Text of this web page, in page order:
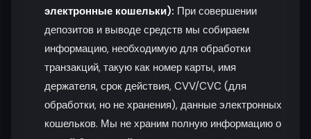
электронные кошельки): При совершении
депозитов и выводе средств мы собираем
информацию, необходимую для обработки
транзакций, такую как номер карты, имя
держателя, срок действия, CVV/CVC (для
обработки, но не хранения), данные электронных
кошельков. Мы не храним полную информацию о